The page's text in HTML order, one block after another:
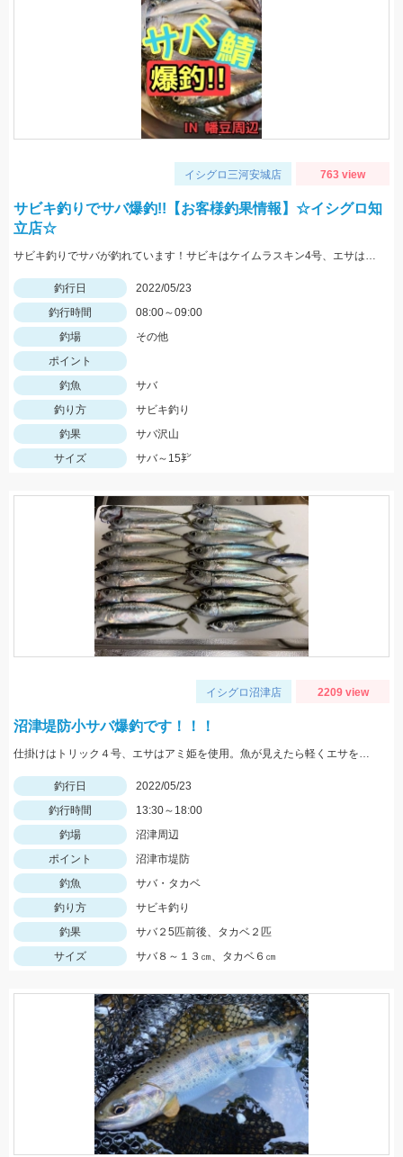
イシグロ三河安城店 763 view
サビキ釣りでサバ爆釣!!【お客様釣果情報】☆イシグロ知
立店☆
サビキ釣りでサバが釣れています！サビキはケイムラスキン4号、エサは冷凍アミエビを使用しました。
釣行日
2022/05/23
釣行時間
08:00～09:00
釣場
その他
ポイント
釣魚
サバ
釣り方
サビキ釣り
釣果
サバ沢山
サイズ
サバ～15㌢
イシグロ沼津店 2209 view
沼津堤防小サバ爆釣です！！！
仕掛けはトリック４号、エサはアミ姫を使用。魚が見えたら軽くエサを撒いて、仕掛けをたらせば入れ食いでした。
釣行日
2022/05/23
釣行時間
13:30～18:00
釣場
沼津周辺
ポイント
沼津市堤防
釣魚
サバ・タカベ
釣り方
サビキ釣り
釣果
サバ２5匹前後、タカベ２匹
サイズ
サバ８～１３㎝、タカベ６㎝